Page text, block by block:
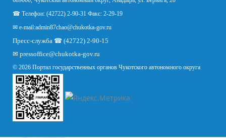
☎ Телефон: (42722) 2-90-31 Факс: 2-29-19
✉ e-mail:admin87chao@chukotka-gov.ru
Пресс-служба ☎ (42722) 2-90-15
✉ pressoffice@chukotka-gov.ru
© 2026 Портал государственных органов Чукотского автономного округа